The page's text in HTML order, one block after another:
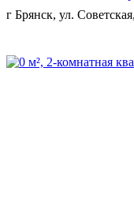
г Брянск, ул.